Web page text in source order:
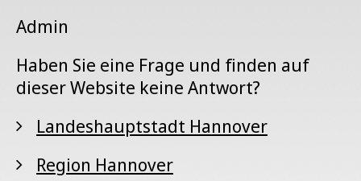
Admin
Haben Sie eine Frage und finden auf
dieser Website keine Antwort?
Landeshauptstadt Hannover
Region Hannover